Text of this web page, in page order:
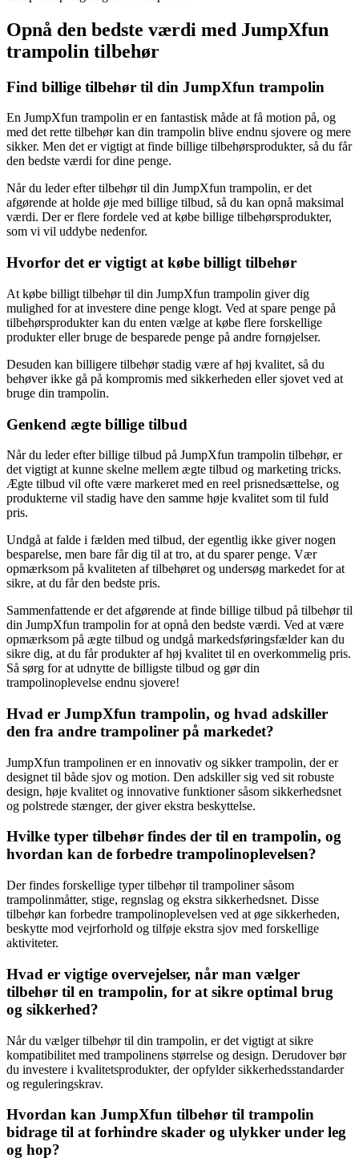
Opnå den bedste værdi med JumpXfun
trampolin tilbehør
Find billige tilbehør til din JumpXfun trampolin
En JumpXfun trampolin er en fantastisk måde at få motion på, og
med det rette tilbehør kan din trampolin blive endnu sjovere og mere
sikker. Men det er vigtigt at finde billige tilbehørsprodukter, så du får
den bedste værdi for dine penge.
Når du leder efter tilbehør til din JumpXfun trampolin, er det
afgørende at holde øje med billige tilbud, så du kan opnå maksimal
værdi. Der er flere fordele ved at købe billige tilbehørsprodukter,
som vi vil uddybe nedenfor.
Hvorfor det er vigtigt at købe billigt tilbehør
At købe billigt tilbehør til din JumpXfun trampolin giver dig
mulighed for at investere dine penge klogt. Ved at spare penge på
tilbehørsprodukter kan du enten vælge at købe flere forskellige
produkter eller bruge de besparede penge på andre fornøjelser.
Desuden kan billigere tilbehør stadig være af høj kvalitet, så du
behøver ikke gå på kompromis med sikkerheden eller sjovet ved at
bruge din trampolin.
Genkend ægte billige tilbud
Når du leder efter billige tilbud på JumpXfun trampolin tilbehør, er
det vigtigt at kunne skelne mellem ægte tilbud og marketing tricks.
Ægte tilbud vil ofte være markeret med en reel prisnedsættelse, og
produkterne vil stadig have den samme høje kvalitet som til fuld
pris.
Undgå at falde i fælden med tilbud, der egentlig ikke giver nogen
besparelse, men bare får dig til at tro, at du sparer penge. Vær
opmærksom på kvaliteten af tilbehøret og undersøg markedet for at
sikre, at du får den bedste pris.
Sammenfattende er det afgørende at finde billige tilbud på tilbehør til
din JumpXfun trampolin for at opnå den bedste værdi. Ved at være
opmærksom på ægte tilbud og undgå markedsføringsfælder kan du
sikre dig, at du får produkter af høj kvalitet til en overkommelig pris.
Så sørg for at udnytte de billigste tilbud og gør din
trampolinoplevelse endnu sjovere!
Hvad er JumpXfun trampolin, og hvad adskiller
den fra andre trampoliner på markedet?
JumpXfun trampolinen er en innovativ og sikker trampolin, der er
designet til både sjov og motion. Den adskiller sig ved sit robuste
design, høje kvalitet og innovative funktioner såsom sikkerhedsnet
og polstrede stænger, der giver ekstra beskyttelse.
Hvilke typer tilbehør findes der til en trampolin, og
hvordan kan de forbedre trampolinoplevelsen?
Der findes forskellige typer tilbehør til trampoliner såsom
trampolinmåtter, stige, regnslag og ekstra sikkerhedsnet. Disse
tilbehør kan forbedre trampolinoplevelsen ved at øge sikkerheden,
beskytte mod vejrforhold og tilføje ekstra sjov med forskellige
aktiviteter.
Hvad er vigtige overvejelser, når man vælger
tilbehør til en trampolin, for at sikre optimal brug
og sikkerhed?
Når du vælger tilbehør til din trampolin, er det vigtigt at sikre
kompatibilitet med trampolinens størrelse og design. Derudover bør
du investere i kvalitetsprodukter, der opfylder sikkerhedsstandarder
og reguleringskrav.
Hvordan kan JumpXfun tilbehør til trampolin
bidrage til at forhindre skader og ulykker under leg
og hop?